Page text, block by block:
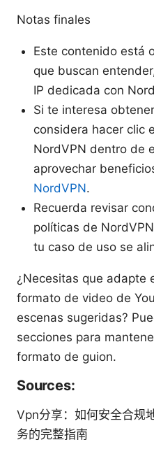
Notas finales
Este contenido está
que buscan
IP dedicada con
Si te interesa
considera hacer clic
NordVPN dentro de
aprovechar
NordVPN.
Recuerda revisar
políticas de
tu caso de uso se
¿Necesitas que adapte
formato de video de
escenas sugeridas?
secciones para
formato de guion.
Sources:
Vpn分享：如何安全合规
务的完整指南